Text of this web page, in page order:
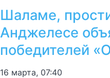
Шаламе,
Анджелесе
победителей
16 марта, 07:40